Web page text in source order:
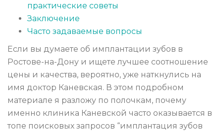
практические советы
Заключение
Часто задаваемые вопросы
Если вы думаете об имплантации зубов в
Ростове-на-Дону и ищете лучшее соотношение
цены и качества, вероятно, уже наткнулись на
имя доктор Каневская. В этом подробном
материале я разложу по полочкам, почему
именно клиника Каневской часто оказывается в
топе поисковых запросов “имплантация зубов